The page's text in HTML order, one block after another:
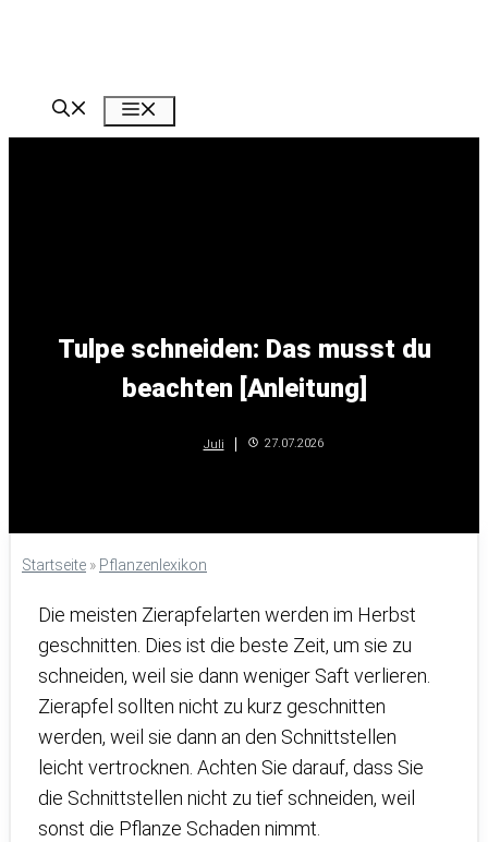
Tulpe schneiden: Das musst du
beachten [Anleitung]
Juli 27.07.2026
Startseite » Pflanzenlexikon
Die meisten Zierapfelarten werden im Herbst
geschnitten. Dies ist die beste Zeit, um sie zu
schneiden, weil sie dann weniger Saft verlieren.
Zierapfel sollten nicht zu kurz geschnitten
werden, weil sie dann an den Schnittstellen
leicht vertrocknen. Achten Sie darauf, dass Sie
die Schnittstellen nicht zu tief schneiden, weil
sonst die Pflanze Schaden nimmt.